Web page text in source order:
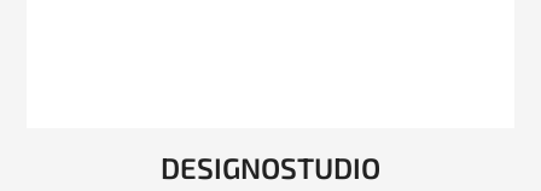
DESIGNOSTUDIO